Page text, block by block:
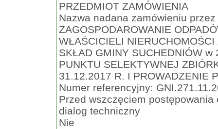
PRZEDMIOT ZAMÓWIENIA
Nazwa nadana zamówieniu
ZAGOSPODAROWANIE
WŁAŚCICIELI
SKŁAD GMINY SUCHEDNIÓW
PUNKTU SELEKTYWNEJ
31.12.2017 R. I PROWADZENIE
Numer referencyjny:
Przed wszczęciem
dialog techniczny
Nie